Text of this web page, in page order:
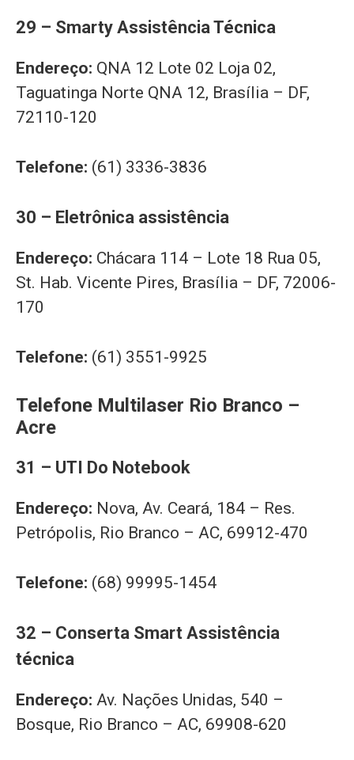
29 – Smarty Assistência Técnica
Endereço: QNA 12 Lote 02 Loja 02,
Taguatinga Norte QNA 12, Brasília – DF,
72110-120
Telefone: (61) 3336-3836
30 – Eletrônica assistência
Endereço: Chácara 114 – Lote 18 Rua 05,
St. Hab. Vicente Pires, Brasília – DF, 72006-
170
Telefone: (61) 3551-9925
Telefone Multilaser Rio Branco –
Acre
31 – UTI Do Notebook
Endereço: Nova, Av. Ceará, 184 – Res.
Petrópolis, Rio Branco – AC, 69912-470
Telefone: (68) 99995-1454
32 – Conserta Smart Assistência
técnica
Endereço: Av. Nações Unidas, 540 –
Bosque, Rio Branco – AC, 69908-620